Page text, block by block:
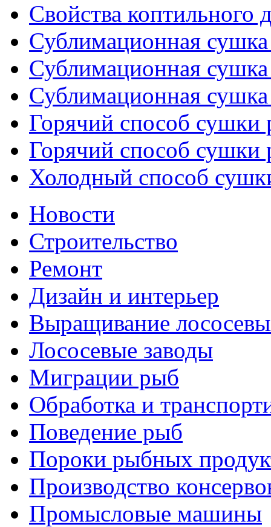
Свойства коптильного
Сублимационная
Сублимационная
Сублимационная
Горячий способ сушки
Горячий способ сушки
Холодный способ
Новости
Строительство
Ремонт
Дизайн и интерьер
Выращивание
Лососевые заводы
Миграции рыб
Обработка и
Поведение рыб
Пороки рыбных
Производство
Промысловые машины